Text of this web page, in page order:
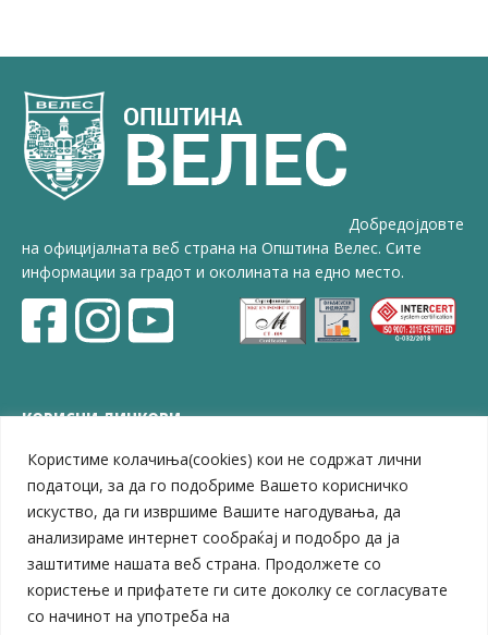
Користиме колачиња(cookies) кои не содржат лични
податоци, за да го подобриме Вашето корисничко
искуство, да ги извршиме Вашите нагодувања, да
анализираме интернет сообраќај и подобро да ја
заштитиме нашата веб страна. Продолжете со
користење и прифатете ги сите доколку се согласувате
со начинот на употреба на
Добредојдовте
на официјалната веб страна на Општина Велес. Сите
информации за градот и околината на едно место.
КОРИСНИ ЛИНКОВИ
ЗЕЛС – Заедница на единиците на локална самоуправа
Центар за развој на Вардарски плански регион
Јавно комунално претпријатие „Дервен“
ЈПССО „Парк – спорт и паркинзи“
ЛУ „Народен Музеј“
Влада на Република Северна Македонија
Собрание на Република Северна Македонија